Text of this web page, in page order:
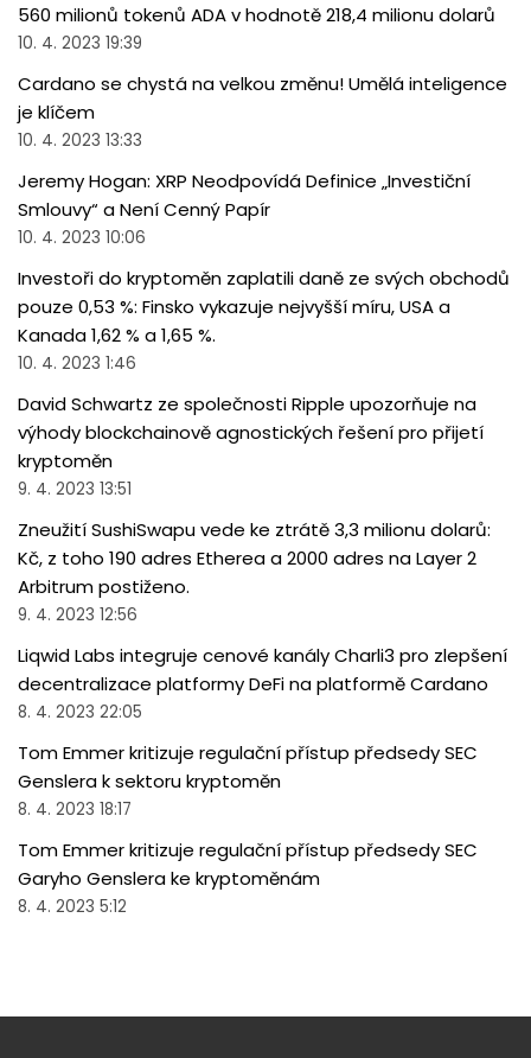
560 milionů tokenů ADA v hodnotě 218,4 milionu dolarů
10. 4. 2023 19:39
Cardano se chystá na velkou změnu! Umělá inteligence
je klíčem
10. 4. 2023 13:33
Jeremy Hogan: XRP Neodpovídá Definice „Investiční
Smlouvy“ a Není Cenný Papír
10. 4. 2023 10:06
Investoři do kryptoměn zaplatili daně ze svých obchodů
pouze 0,53 %: Finsko vykazuje nejvyšší míru, USA a
Kanada 1,62 % a 1,65 %.
10. 4. 2023 1:46
David Schwartz ze společnosti Ripple upozorňuje na
výhody blockchainově agnostických řešení pro přijetí
kryptoměn
9. 4. 2023 13:51
Zneužití SushiSwapu vede ke ztrátě 3,3 milionu dolarů:
Kč, z toho 190 adres Etherea a 2000 adres na Layer 2
Arbitrum postiženo.
9. 4. 2023 12:56
Liqwid Labs integruje cenové kanály Charli3 pro zlepšení
decentralizace platformy DeFi na platformě Cardano
8. 4. 2023 22:05
Tom Emmer kritizuje regulační přístup předsedy SEC
Genslera k sektoru kryptoměn
8. 4. 2023 18:17
Tom Emmer kritizuje regulační přístup předsedy SEC
Garyho Genslera ke kryptoměnám
8. 4. 2023 5:12